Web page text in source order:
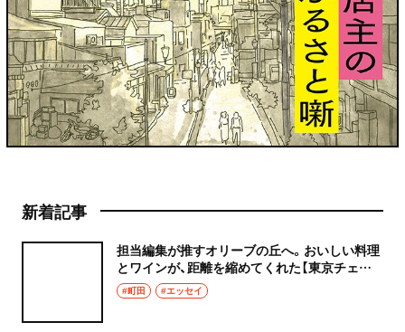
新着記事
担当編集が推すオリーブの丘へ。おいしい料理
とワインが、距離を縮めてくれた【東京チェン
飯diary】
#町田 #エッセイ